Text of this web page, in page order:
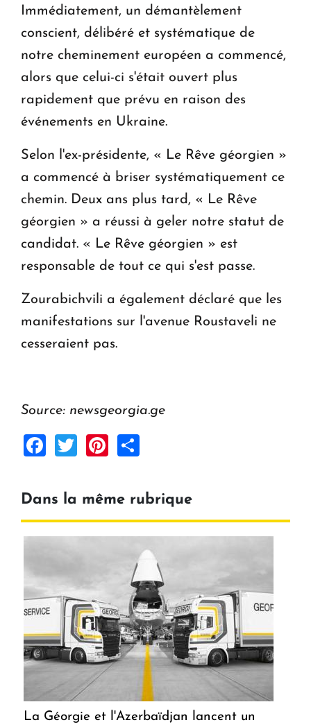
Immédiatement, un démantèlement
conscient, délibéré et systématique de
notre cheminement européen a commencé,
alors que celui-ci s'était ouvert plus
rapidement que prévu en raison des
événements en Ukraine.
Selon l'ex-présidente, « Le Rêve géorgien »
a commencé à briser systématiquement ce
chemin. Deux ans plus tard, « Le Rêve
géorgien » a réussi à geler notre statut de
candidat. « Le Rêve géorgien » est
responsable de tout ce qui s'est passe.
Zourabichvili a également déclaré que les
manifestations sur l'avenue Roustaveli ne
cesseraient pas.
Source: newsgeorgia.ge
Facebook
TwitterPinterest
Dans la même rubrique
La Géorgie et l'Azerbaïdjan lancent un